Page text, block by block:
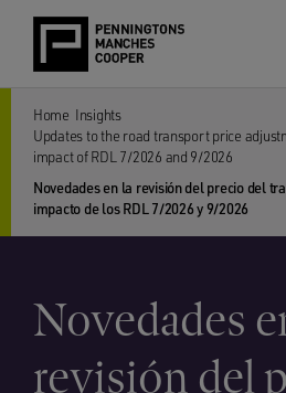
Home Insights
Updates to the road transport price
impact of RDL 7/2026 and 9/2026
Novedades en la revisión del precio del
impacto de los RDL 7/2026 y 9/2026
Novedades
revisión del